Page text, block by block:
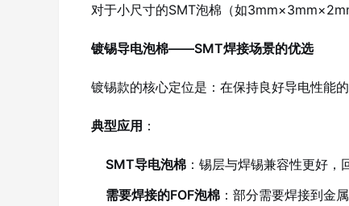
对于小尺寸的SMT泡棉（如
镀锡导电泡棉——SMT焊接场景的优选
镀锡款的核心定位是：在保持良好导电性能
典型应用 ：
SMT导电泡棉 ：锡层与焊锡兼容性更好
需要焊接的FOF泡棉 ：部分需要焊接到金